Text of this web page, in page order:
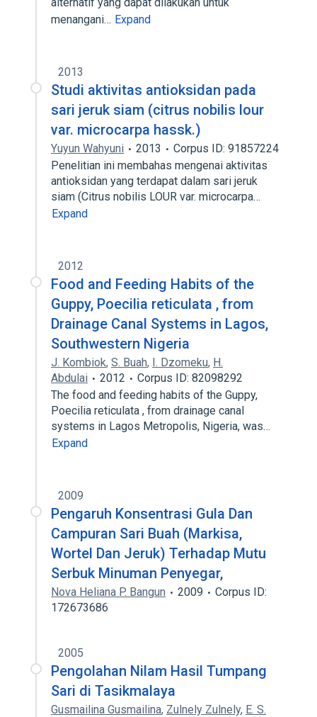
menangani… Expand
2013
Studi aktivitas antioksidan pada
sari jeruk siam (citrus nobilis lour
var. microcarpa hassk.)
Yuyun Wahyuni 2013
Corpus ID: 91857224
Penelitian ini membahas mengenai aktivitas
antioksidan yang terdapat dalam sari jeruk
siam (Citrus nobilis LOUR var. microcarpa…
Expand
2012
Food and Feeding Habits of the
Guppy, Poecilia reticulata , from
Drainage Canal Systems in Lagos,
Southwestern Nigeria
J. Kombiok, S. Buah, I. Dzomeku, H.
Abdulai
2012
Corpus ID: 82098292
The food and feeding habits of the Guppy,
Poecilia reticulata , from drainage canal
systems in Lagos Metropolis, Nigeria, was…
Expand
2009
Pengaruh Konsentrasi Gula Dan
Campuran Sari Buah (Markisa,
Wortel Dan Jeruk) Terhadap Mutu
Serbuk Minuman Penyegar,
Nova Heliana P. Bangun 2009
Corpus ID:
172673686
2005
Pengolahan Nilam Hasil Tumpang
Sari di Tasikmalaya
Gusmailina Gusmailina, Zulnely Zulnely, E. S.